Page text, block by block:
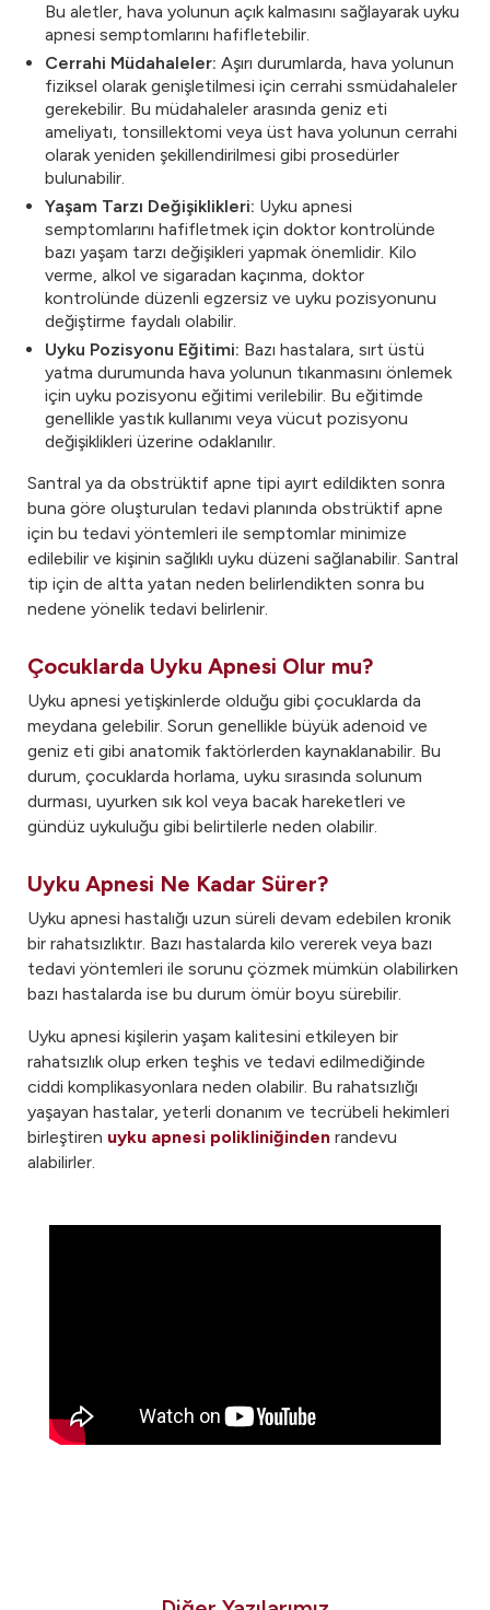
Bu aletler, hava yolunun açık kalmasını sağlayarak uyku
apnesi semptomlarını hafifletebilir.
Cerrahi Müdahaleler: Aşırı durumlarda, hava yolunun
fiziksel olarak genişletilmesi için cerrahi ssmüdahaleler
gerekebilir. Bu müdahaleler arasında geniz eti
ameliyatı, tonsillektomi veya üst hava yolunun cerrahi
olarak yeniden şekillendirilmesi gibi prosedürler
bulunabilir.
Yaşam Tarzı Değişiklikleri: Uyku apnesi
semptomlarını hafifletmek için doktor kontrolünde
bazı yaşam tarzı değişikleri yapmak önemlidir. Kilo
verme, alkol ve sigaradan kaçınma, doktor
kontrolünde düzenli egzersiz ve uyku pozisyonunu
değiştirme faydalı olabilir.
Uyku Pozisyonu Eğitimi: Bazı hastalara, sırt üstü
yatma durumunda hava yolunun tıkanmasını önlemek
için uyku pozisyonu eğitimi verilebilir. Bu eğitimde
genellikle yastık kullanımı veya vücut pozisyonu
değişiklikleri üzerine odaklanılır.
Santral ya da obstrüktif apne tipi ayırt edildikten sonra
buna göre oluşturulan tedavi planında obstrüktif apne
için bu tedavi yöntemleri ile semptomlar minimize
edilebilir ve kişinin sağlıklı uyku düzeni sağlanabilir. Santral
tip için de altta yatan neden belirlendikten sonra bu
nedene yönelik tedavi belirlenir.
Çocuklarda Uyku Apnesi Olur mu?
Uyku apnesi yetişkinlerde olduğu gibi çocuklarda da
meydana gelebilir. Sorun genellikle büyük adenoid ve
geniz eti gibi anatomik faktörlerden kaynaklanabilir. Bu
durum, çocuklarda horlama, uyku sırasında solunum
durması, uyurken sık kol veya bacak hareketleri ve
gündüz uykuluğu gibi belirtilerle neden olabilir.
Uyku Apnesi Ne Kadar Sürer?
Uyku apnesi hastalığı uzun süreli devam edebilen kronik
bir rahatsızlıktır. Bazı hastalarda kilo vererek veya bazı
tedavi yöntemleri ile sorunu çözmek mümkün olabilirken
bazı hastalarda ise bu durum ömür boyu sürebilir.
Uyku apnesi kişilerin yaşam kalitesini etkileyen bir
rahatsızlık olup erken teşhis ve tedavi edilmediğinde
ciddi komplikasyonlara neden olabilir. Bu rahatsızlığı
yaşayan hastalar, yeterli donanım ve tecrübeli hekimleri
birleştiren uyku apnesi polikliniğinden randevu
alabilirler.